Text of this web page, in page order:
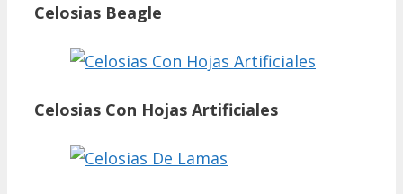
Celosias Beagle
Celosias Con Hojas Artificiales